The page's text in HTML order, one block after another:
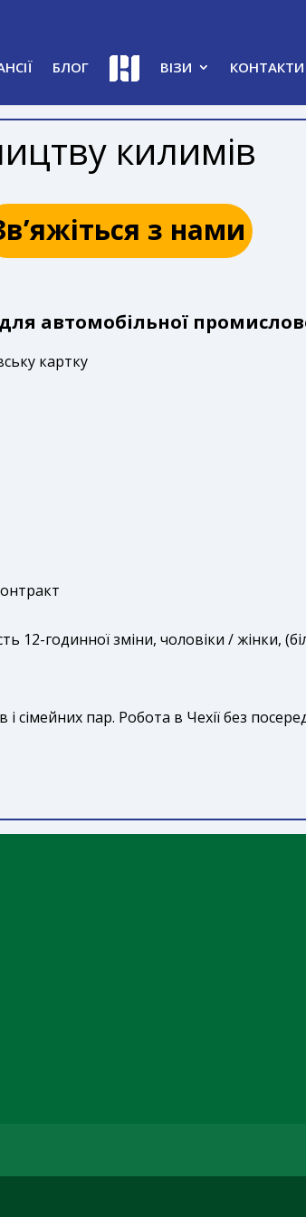
БЛОГ ВІЗИ КОНТАКТИ
килимів
з нами
автомобільної
картку
12-годинної зміни, чоловіки / жінки,
і сімейних пар. Робота в Чехії без